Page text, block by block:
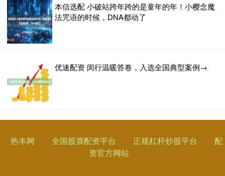
本信选配 小破站跨年跨的是童年的年！小樱念魔
法咒语的时候，DNA都动了
优速配资 闵行温暖答卷，入选全国典型案例→
热丰网 全国股票配资平台 正规杠杆炒股平台
配
资官方网站